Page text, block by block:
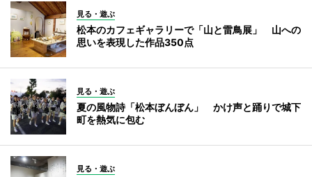
見る・遊ぶ
松本のカフェギャラリーで「山と雷鳥展」 山への
思いを表現した作品350点
見る・遊ぶ
夏の風物詩「松本ぼんぼん」 かけ声と踊りで城下
町を熱気に包む
見る・遊ぶ